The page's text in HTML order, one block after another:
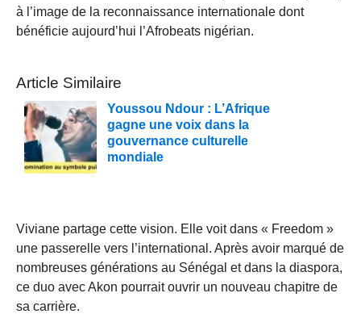
à l’image de la reconnaissance internationale dont
bénéficie aujourd’hui l’Afrobeats nigérian.
Article Similaire
Youssou Ndour : L’Afrique
gagne une voix dans la
gouvernance culturelle
mondiale
Viviane partage cette vision. Elle voit dans « Freedom »
une passerelle vers l’international. Après avoir marqué de
nombreuses générations au Sénégal et dans la diaspora,
ce duo avec Akon pourrait ouvrir un nouveau chapitre de
sa carrière.